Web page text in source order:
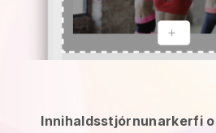
Innihaldsstjórnunarkerfi